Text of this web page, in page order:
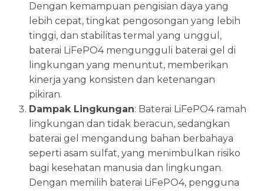
Dengan kemampuan pengisian daya yang
lebih cepat, tingkat pengosongan yang lebih
tinggi, dan stabilitas termal yang unggul,
baterai LiFePO4 mengungguli baterai gel di
lingkungan yang menuntut, memberikan
kinerja yang konsisten dan ketenangan
pikiran.
Dampak Lingkungan: Baterai LiFePO4 ramah
lingkungan dan tidak beracun, sedangkan
baterai gel mengandung bahan berbahaya
seperti asam sulfat, yang menimbulkan risiko
bagi kesehatan manusia dan lingkungan.
Dengan memilih baterai LiFePO4, pengguna